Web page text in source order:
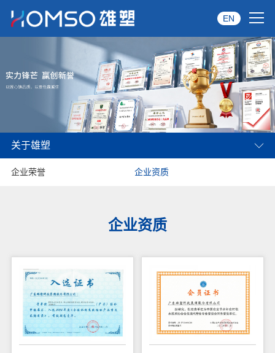
关于雄塑
品牌服务
投资者关系
经典案例
联系我们
EN
关于雄塑
企业荣誉 企业资质
企业资质